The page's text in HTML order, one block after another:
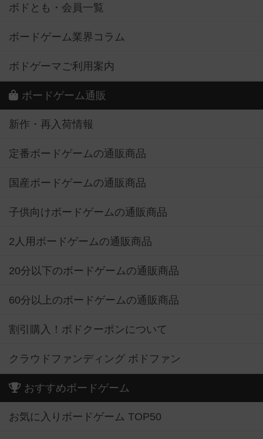
ボドとも・会員一覧
ボードゲーム業界コラム
ボドゲーマご利用案内
ボードゲーム通販
新作・再入荷情報
定番ボードゲームの通販商品
国産ボードゲームの通販商品
子供向けボードゲームの通販商品
2人用ボードゲームの通販商品
20分以下のボードゲームの通販商品
60分以上のボードゲームの通販商品
割引購入！ボドクーポンについて
クラウドファンディング ボドファン
おすすめボードゲーム
お気に入りボードゲーム TOP50